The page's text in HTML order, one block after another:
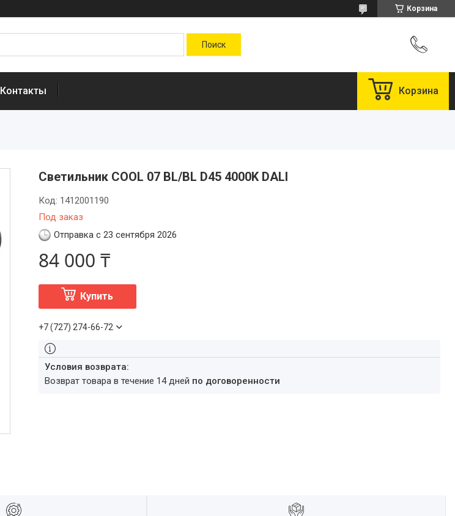
Корзина
Контакты Корзина
Светильник COOL 07 BL/BL D45 4000K DALI
Под заказ
Код: 1412001190
Отправка с 23 сентября 2026
84 000 ₸
Купить
+7 (727) 274-66-72
возврат товара в течение 14 дней по договоренности